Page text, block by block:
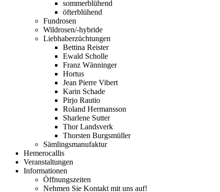
sommerblühend
öfterblühend
Fundrosen
Wildrosen/-hybride
Liebhaberzüchtungen
Bettina Reister
Ewald Scholle
Franz Wänninger
Hortus
Jean Pierre Vibert
Karin Schade
Pirjo Rautio
Roland Hermansson
Sharlene Sutter
Thor Landsverk
Thorsten Burgsmüller
Sämlingsmanufaktur
Hemerocallis
Veranstaltungen
Informationen
Öffnungszeiten
Nehmen Sie Kontakt mit uns auf!